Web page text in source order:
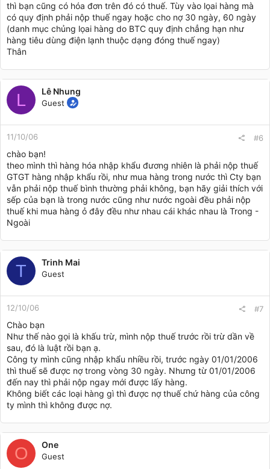
thì bạn cũng có hóa đơn trên đó có thuế. Tùy vào lọai hàng mà
có quy định phải nộp thuế ngay hoặc cho nợ 30 ngày, 60 ngày
(danh mục chủng lọai hàng do BTC quy định chẳng hạn như
hàng tiêu dùng điện lạnh thuộc dạng đóng thuế ngay)
Thân
L Lê Nhung
Guest
11/10/06 #6
chào bạn!
theo mình thì hàng hóa nhập khẩu đương nhiên là phải nộp thuế
GTGT hàng nhập khẩu rồi, như mua hàng trong nước thì Cty bạn
vẫn phải nộp thuế bình thường phải không, bạn hãy giải thích với
sếp của bạn là trong nước cũng như nước ngoài đều phải nộp
thuế khi mua hàng ỏ đây đều như nhau cái khác nhau là Trong -
Ngoài
T Trinh Mai
Guest
12/10/06 #7
Chào bạn
Như thế nào gọi là khấu trừ, mình nộp thuế trước rồi trừ dần về
sau, đó là luật rồi bạn ạ.
Công ty mình cũng nhập khẩu nhiều rồi, trước ngày 01/01/2006
thì thuế sẽ được nợ trong vòng 30 ngày. Nhưng từ 01/01/2006
đến nay thì phải nộp ngay mới được lấy hàng.
Không biết các loại hàng gì thì được nợ thuế chứ hàng của công
ty mình thì không được nợ.
O One
Guest